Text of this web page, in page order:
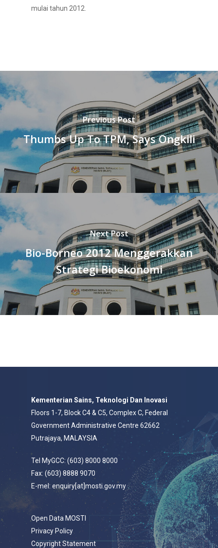
mulai tahun 2012.
Previous Post
Thumbs Up To TPM, Says Ongkili
Next Post
Bio-Borneo 2012 Menggerakkan
Strategi Bioekonomi
Kementerian Sains, Teknologi Dan Inovasi
Floors 1-7, Block C4 & C5, Complex C, Federal
Government Administrative Centre 62662
Putrajaya, MALAYSIA
Tel MyGCC: (603) 8000 8000
Fax: (603) 8888 9070
E-mel: enquiry[at]mosti.gov.my
Open Data MOSTI
Privacy Policy
Copyright Statement